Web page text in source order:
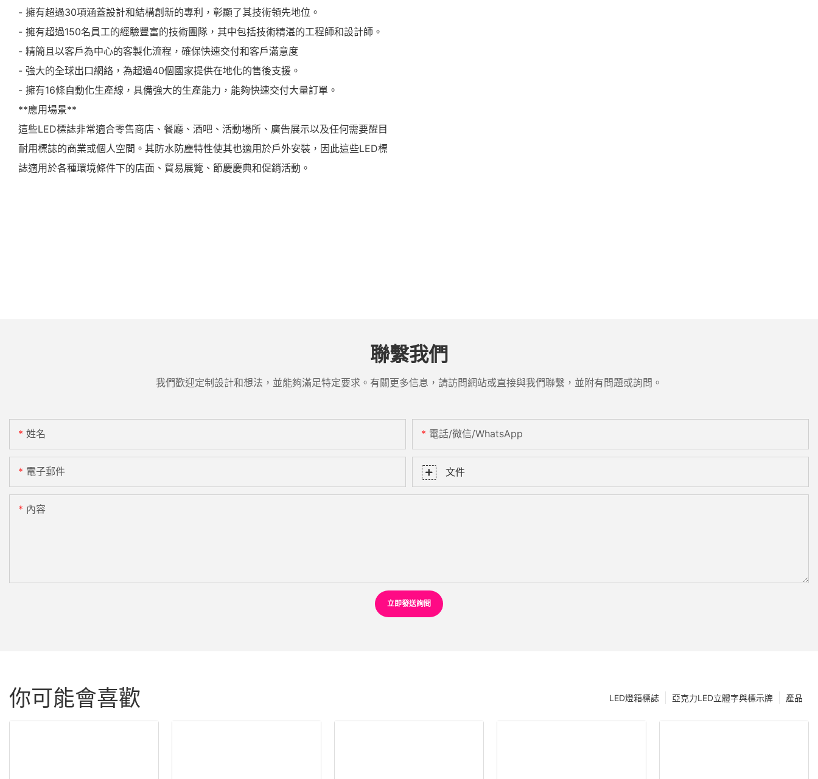
- 擁有超過30項涵蓋設計和結構創新的專利，彰顯了其技術領先地位。
- 擁有超過150名員工的經驗豐富的技術團隊，其中包括技術精湛的工程師和設計師。
- 精簡且以客戶為中心的客製化流程，確保快速交付和客戶滿意度
- 強大的全球出口網絡，為超過40個國家提供在地化的售後支援。
- 擁有16條自動化生產線，具備強大的生產能力，能夠快速交付大量訂單。
**應用場景**
這些LED標誌非常適合零售商店、餐廳、酒吧、活動場所、廣告展示以及任何需要醒目
耐用標誌的商業或個人空間。其防水防塵特性使其也適用於戶外安裝，因此這些LED標
誌適用於各種環境條件下的店面、貿易展覽、節慶慶典和促銷活動。
聯繫我們
我們歡迎定制設計和想法，並能夠滿足特定要求。有關更多信息，請訪問網站或直接與我們聯繫，並附有問題或詢問。
姓名 電話/微信/WhatsApp
電子郵件 文件
內容
立即發送詢問
你可能會喜歡 產品
亞克力LED立體字與標示牌
LED燈箱標誌